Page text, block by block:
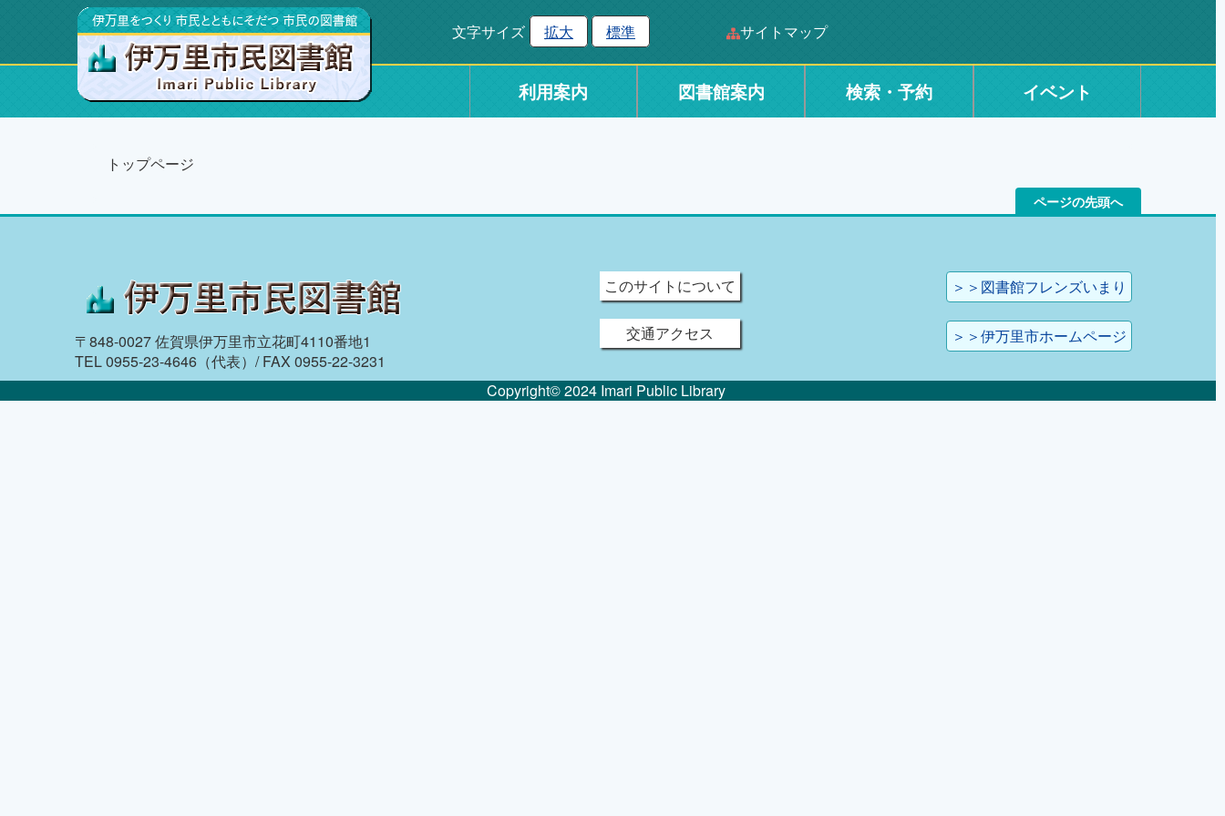
文字サイズ 拡大 標準 サイトマップ
利用案内 図書館案内 検索・予約 イベント
トップページ
ページの先頭へ
〒848-0027 佐賀県伊万里市立花町4110番地1
TEL 0955-23-4646（代表）/ FAX 0955-22-3231
このサイトについて
交通アクセス
＞＞図書館フレンズいまり
＞＞伊万里市ホームページ
Copyright© 2024 Imari Public Library